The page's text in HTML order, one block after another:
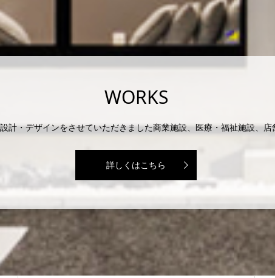
WORKS
計・デザインをさせていただきました商業施設、医療・福祉施設、店
詳しくはこちら